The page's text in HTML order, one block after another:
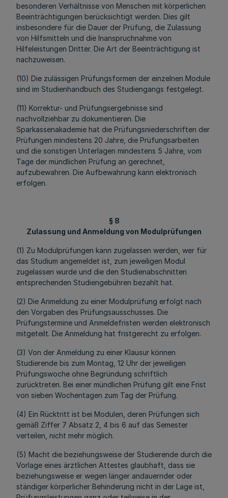
besonderen Verhältnisse von Menschen mit körperlichen
Beeinträchtigungen berücksichtigt werden. Dies gilt
insbesondere für die Dauer der Prüfung, die Zulassung
von Hilfsmitteln und die Inanspruchnahme von
Hilfeleistungen Dritter. Die Art der Beeinträchtigung ist
nachzuweisen.
(10) Die zulässigen Prüfungsformen der einzelnen Module
sind im Studienhandbuch des Studiengangs festgelegt.
(11) Korrektur- und Prüfungsergebnisse sind
nachvollziehbar zu dokumentieren. Die
Sparkassenakademie hat die Prüfungsniederschriften der
Prüfungen mindestens 20 Jahre, die Prüfungsarbeiten
und die sonstigen Unterlagen mindestens 5 Jahre, vom
Tage der mündlichen Prüfung an gerechnet,
aufzubewahren. Die Aufbewahrung kann elektronisch
erfolgen.
§ 8
Zulassung und Anmeldung von Modulprüfungen
(1) Zu Modulprüfungen kann zugelassen werden, wer für
das Studium angemeldet ist, zum jeweiligen Modul
zugelassen wurde und die den Studienabschnitten
entsprechenden Studiengebühren bezahlt hat.
(2) Die Anmeldung zu einer Modulprüfung erfolgt nach
den Vorgaben des Prüfungsausschusses. Die
Prüfungstermine und Anmeldefristen werden elektronisch
mitgeteilt. Die Anmeldung hat fristgerecht zu erfolgen.
(3) Von der Anmeldung zu einer Klausur können
Studierende bis zum Montag, 12 Uhr der jeweiligen
Prüfungswoche ohne Begründung schriftlich
zurücktreten. Bei einer mündlichen Prüfung gilt eine Frist
von sieben Wochentagen zum Tag der Prüfung.
(4) Ein Rücktritt ist bei Modulen, deren Prüfungen sich
gemäß Ziffer 7 Absatz 2, 4 bis 6 auf das Semester
verteilen, nicht mehr möglich.
(5) Macht die beziehungsweise der Studierende durch die
Vorlage eines ärztlichen Attestes glaubhaft, dass sie
beziehungsweise er wegen länger andauernder oder
ständiger körperlicher Behinderung nicht in der Lage ist,